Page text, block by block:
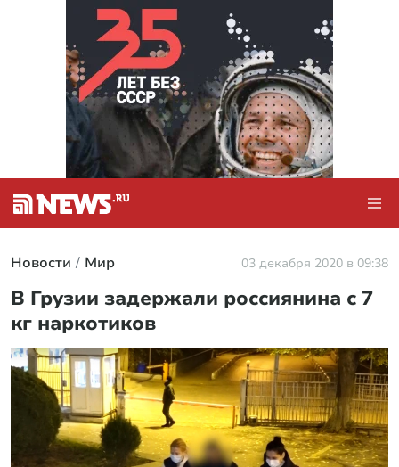
Новости Мир 03 декабря 2020 в 09:38
В Грузии задержали россиянина с 7
кг наркотиков